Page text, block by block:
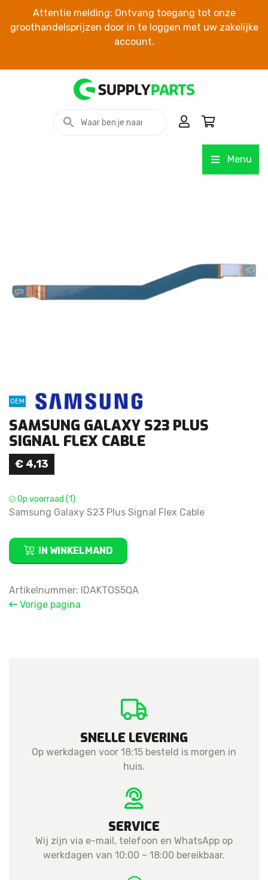
Attentie melding: Ontvang toegang tot onze
groothandelsprijzen door in te loggen met uw zakelijke
account.
Menu
OEM
SAMSUNG GALAXY S23 PLUS
SIGNAL FLEX CABLE
€ 4,13
Op voorraad (1)
Samsung Galaxy S23 Plus Signal Flex Cable
Samsung
Galaxy
Plus
Signal
IN WINKELMAND
Artikelnummer: IDAKTOS5QA
Vorige pagina
SNELLE LEVERING
Op werkdagen voor 18:15 besteld is morgen in
huis.
SERVICE
Wij zijn via e-mail, telefoon en WhatsApp op
werkdagen van 10:00 – 18:00 bereikbaar.